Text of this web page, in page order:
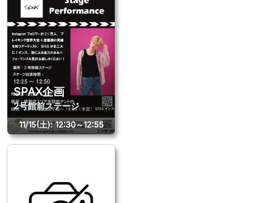
SPAX企画
2号館前ステージ
11/15(土):12:30～12:55